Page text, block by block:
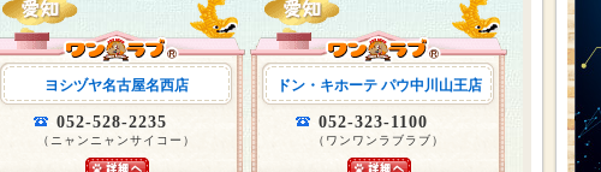
ヨシヅヤ名古屋名西店
052-528-2235
（ニャンニャンサイコー）
ドン・キホーテ パウ中川山王店
052-323-1100
（ワンワンラブラブ）